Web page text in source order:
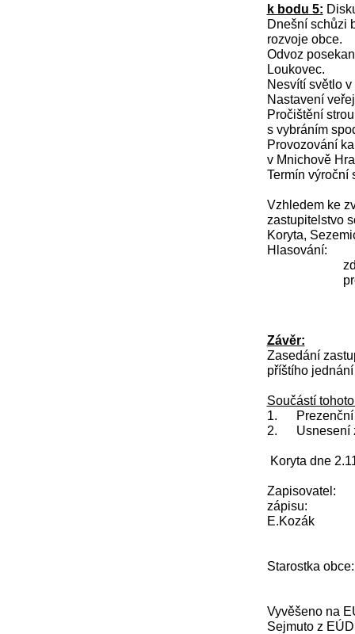
k bodu 5:
Dnešní schůzi
rozvoje obce.
Odvoz
Loukovec.
Nesvítí světlo
Nastavení
Pročištění
s vybráním
Provozování
v Mnichově
Termín výroční
Vzhledem ke
zastupitelstvo
Koryta,
Hlasování:
zdrželo
proti
Závěr:
Zasedání
příštího
Součástí
1. Prezenční
2. Usnesení
Koryta dne
zápisu:
Starostka
Vyvěšeno na
Sejmuto z